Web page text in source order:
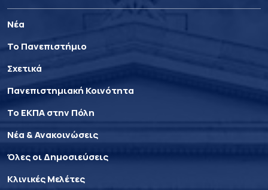
Νέα
Το Πανεπιστήμιο
Σχετικά
Πανεπιστημιακή Κοινότητα
Το ΕΚΠΑ στην Πόλη
Νέα & Ανακοινώσεις
Όλες οι Δημοσιεύσεις
Κλινικές Μελέτες